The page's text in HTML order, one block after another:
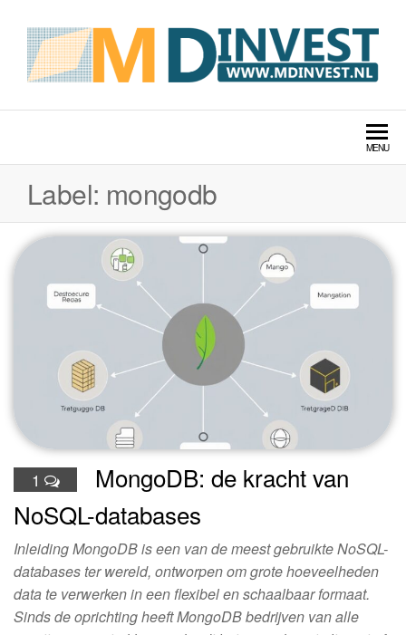
MENU
Label: mongodb
1
MongoDB: de kracht van
NoSQL-databases
Inleiding MongoDB is een van de meest gebruikte NoSQL-
databases ter wereld, ontworpen om grote hoeveelheden
data te verwerken in een flexibel en schaalbaar formaat.
Sinds de oprichting heeft MongoDB bedrijven van alle